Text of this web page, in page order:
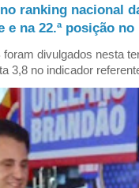
ranking nacional
e na 22.ª posição
divulgados nesta
3,8 no indicador